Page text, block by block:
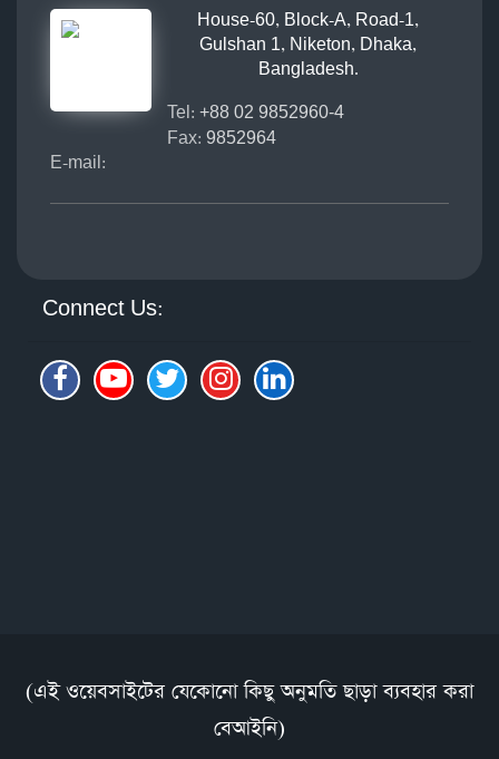
House-60, Block-A, Road-1,
Gulshan 1, Niketon, Dhaka,
Bangladesh.
Tel: +88 02 9852960-4
Fax: 9852964
E-mail:
Connect Us:
(এই ওয়েবসাইটের যেকোনো কিছু অনুমতি ছাড়া ব্যবহার করা
বেআইনি)